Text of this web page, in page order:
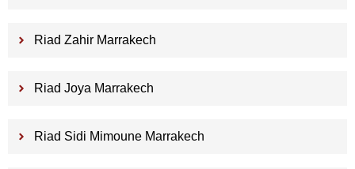
Riad Zahir Marrakech
Riad Joya Marrakech
Riad Sidi Mimoune Marrakech